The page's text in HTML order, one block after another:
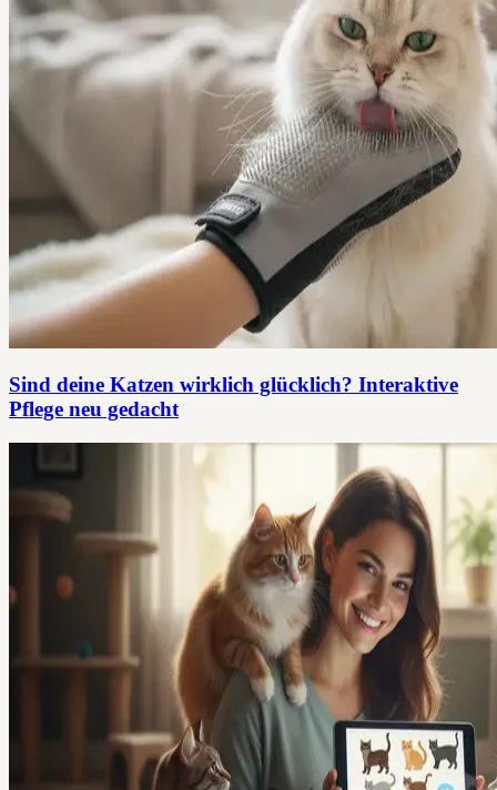
Sind deine Katzen wirklich glücklich? Interaktive
Pflege neu gedacht